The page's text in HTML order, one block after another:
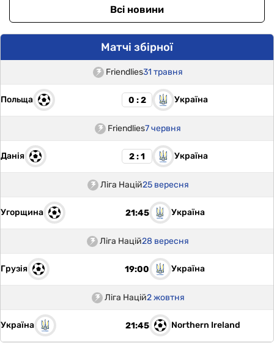
Всі новини
Матчі збірної
Friendlies31 травня
Польща 0 : 2 Україна
Friendlies7 червня
Данія 2 : 1 Україна
Ліга Націй25 вересня
Угорщина 21:45 Україна
Ліга Націй28 вересня
Грузія 19:00 Україна
Ліга Націй2 жовтня
Україна 21:45 Northern Ireland